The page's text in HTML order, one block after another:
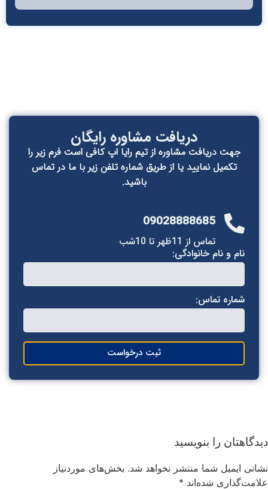
دریافت مشاوره رایگان
جهت دریافت مشاوره از تیم رایا اپ کافی است فرم زیر را
تکمیل نمایید یا از طریق شماره تلفن زیر با ما در تماس
09028888685
تماس از 11ظهر تا 10شب
و نام خانوادگی:
تماس:
ثبت درخواست
را بنویسید
شما منتشر نخواهد شد. بخش‌های موردنیاز
شده‌اند*